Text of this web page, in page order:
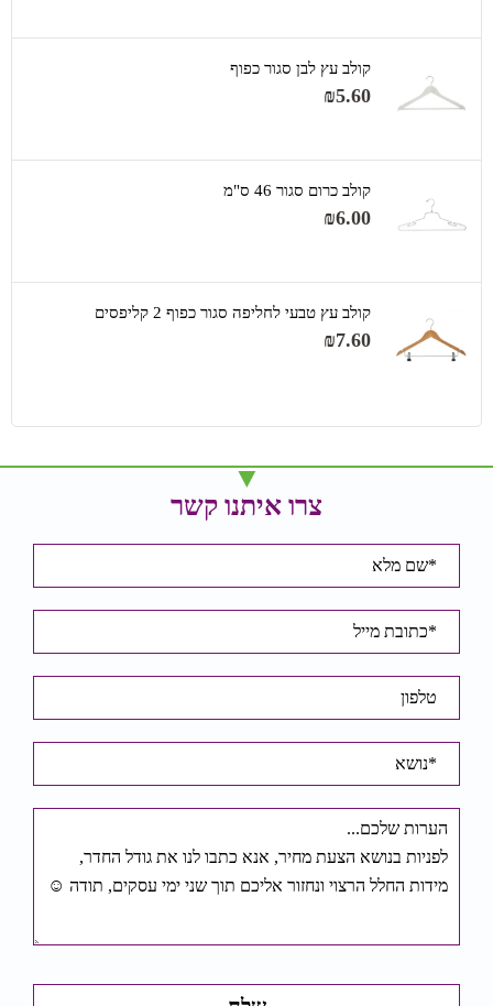
קולב עץ לבן סגור כפוף
₪5.60
קולב כרום סגור 46 ס"מ
₪6.00
קולב עץ טבעי לחליפה סגור כפוף 2 קליפסים
₪7.60
צרו איתנו קשר